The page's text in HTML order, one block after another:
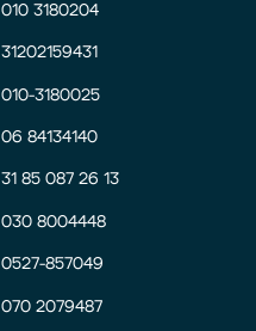
010 3180204
31202159431
010-3180025
06 84134140
31 85 087 26 13
030 8004448
0527-857049
070 2079487